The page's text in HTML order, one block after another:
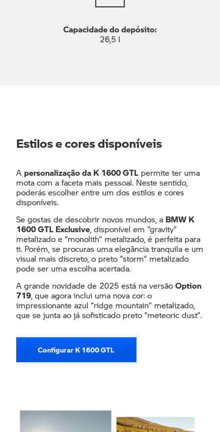
Capacidade do depósito:
26,5 l
Estilos e cores disponíveis
A personalização da K 1600 GTLpermite ter uma
mota com a faceta mais pessoal. Neste sentido,
poderás escolher entre um dos estilos e cores
disponíveis.
Se gostas de descobrir novos mundos, a BMW K
1600 GTL Exclusive, disponível em “gravity”
metalizado e “monolith” metalizado, é perfeita para
ti. Porém, se procuras uma elegância tranquila e um
visual mais discreto, o preto “storm” metalizado
pode ser uma escolha acertada.
A grande novidade de 2025 está na versão Option
719, que agora inclui uma nova cor: o
impressionante azul “ridge mountain” metalizado,
que se junta ao já sofisticado preto “meteoric dust”.
Configurar K 1600 GTL